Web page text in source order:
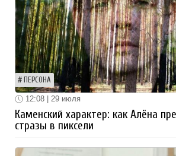
ПЕРСОНА
12:08 | 29 июля
Каменский характер: как Алёна
стразы в пиксели